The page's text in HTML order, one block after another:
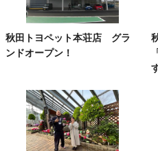
秋田トヨペット本荘店 グラ
ンドオープン！